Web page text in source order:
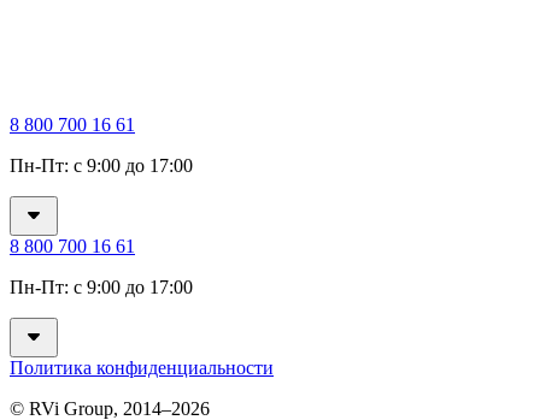
8 800 700 16 61
Пн-Пт: с 9:00 до 17:00
8 800 700 16 61
Пн-Пт: с 9:00 до 17:00
Политика конфиденциальности
© RVi Group, 2014–2026